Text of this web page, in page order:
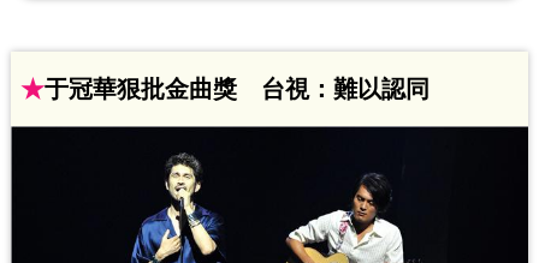
（29）日在臉書po出一張在與謝震廷在爭
奪新人獎時的出糗畫面，此貼文一出也立
刻在網路上造成討論焦點。
★于冠華狠批金曲獎 台視：難以認同